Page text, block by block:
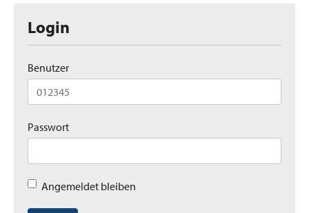
Login
Benutzer
Passwort
Angemeldet bleiben